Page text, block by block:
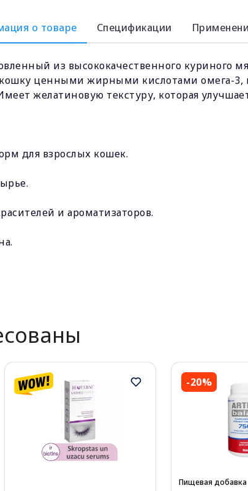
о товаре Спецификации
из высококачественного куриного
ценными жирными кислотами омега-
желатиновую текстуру, которая
для взрослых кошек.
и ароматизаторов.
-20%
Пищевая добавка